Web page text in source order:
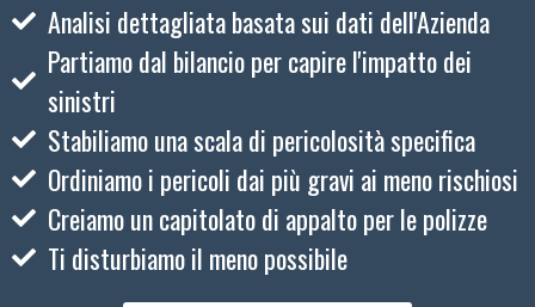
Analisi dettagliata basata sui dati dell'Azienda
Partiamo dal bilancio per capire l'impatto dei
sinistri
Stabiliamo una scala di pericolosità specifica
Ordiniamo i pericoli dai più gravi ai meno rischiosi
Creiamo un capitolato di appalto per le polizze
Ti disturbiamo il meno possibile